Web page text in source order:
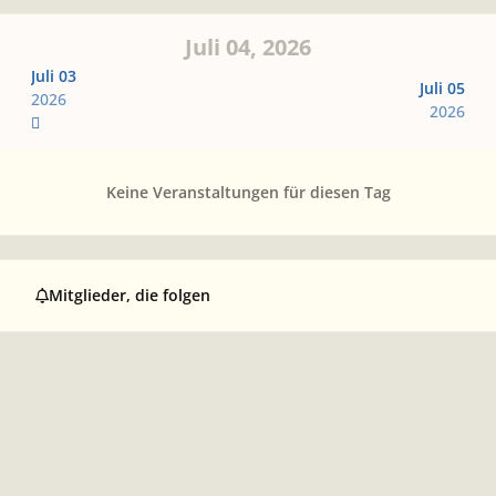
Juli 03
2026
Juli 04, 2026
Juli 05
2026
Keine Veranstaltungen für diesen Tag
Mitglieder, die folgen